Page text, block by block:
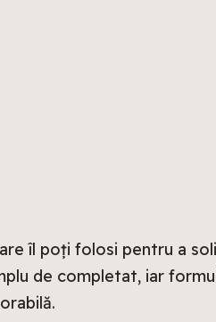
îl poți folosi pentru a
de completat, iar